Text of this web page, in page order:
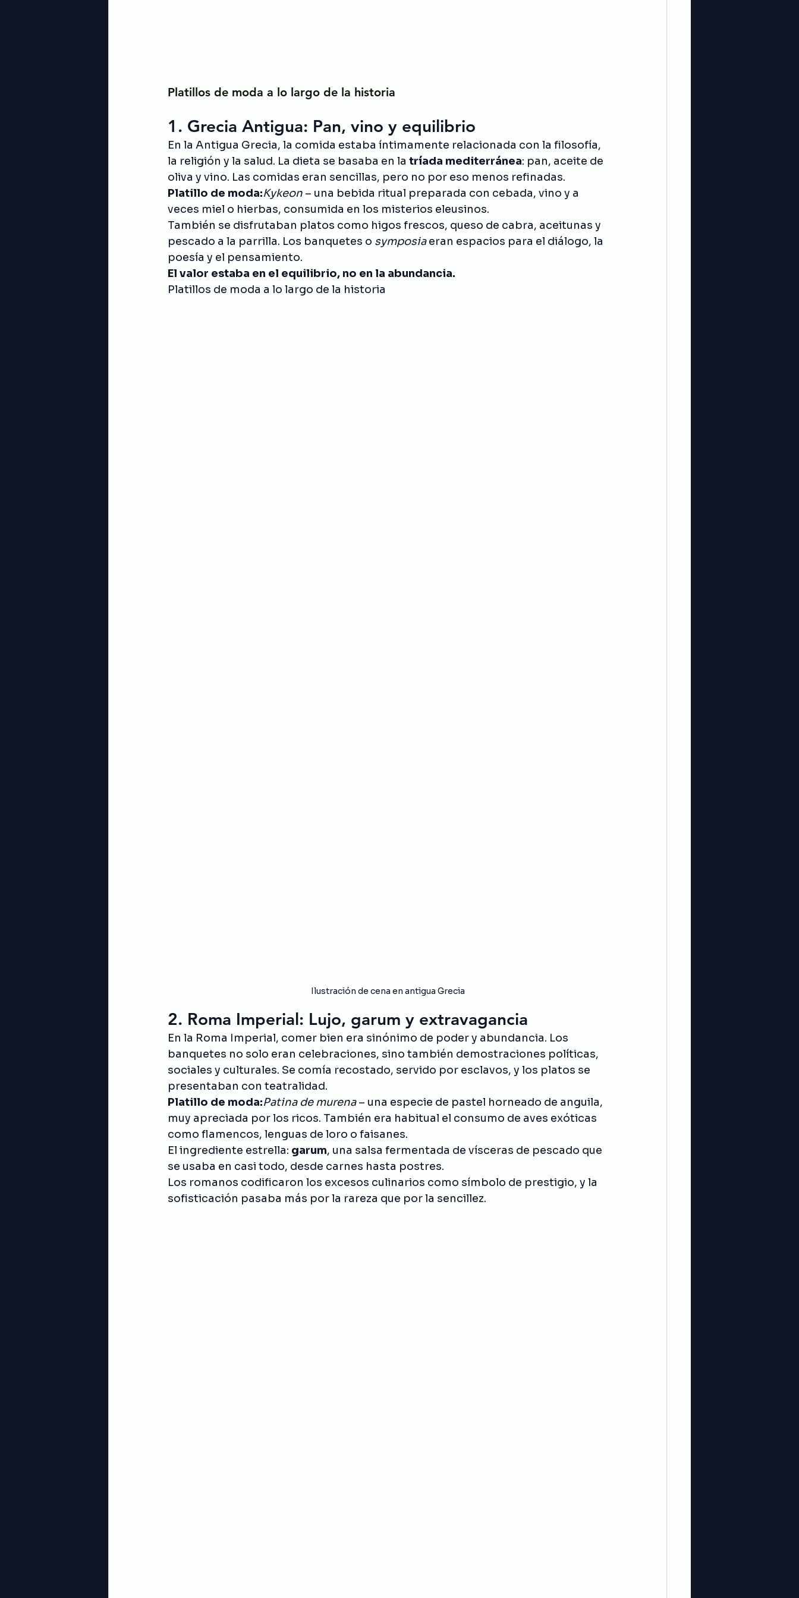
Platillos de moda a lo largo de la historia
1. Grecia Antigua: Pan, vino y equilibrio
En la Antigua Grecia, la comida estaba íntimamente relacionada con la filosofía,
la religión y la salud. La dieta se basaba en la tríada mediterránea: pan, aceite de
oliva y vino. Las comidas eran sencillas, pero no por eso menos refinadas.
Platillo de moda:Kykeon – una bebida ritual preparada con cebada, vino y a
veces miel o hierbas, consumida en los misterios eleusinos.
También se disfrutaban platos como higos frescos, queso de cabra, aceitunas y
pescado a la parrilla. Los banquetes o symposia eran espacios para el diálogo, la
poesía y el pensamiento.
El valor estaba en el equilibrio, no en la abundancia.
Platillos de moda a lo largo de la historia
Ilustración de cena en antigua Grecia
2. Roma Imperial: Lujo, garum y extravagancia
En la Roma Imperial, comer bien era sinónimo de poder y abundancia. Los
banquetes no solo eran celebraciones, sino también demostraciones políticas,
sociales y culturales. Se comía recostado, servido por esclavos, y los platos se
presentaban con teatralidad.
Platillo de moda:Patina de murena – una especie de pastel horneado de anguila,
muy apreciada por los ricos. También era habitual el consumo de aves exóticas
como flamencos, lenguas de loro o faisanes.
El ingrediente estrella: garum, una salsa fermentada de vísceras de pescado que
se usaba en casi todo, desde carnes hasta postres.
Los romanos codificaron los excesos culinarios como símbolo de prestigio, y la
sofisticación pasaba más por la rareza que por la sencillez.